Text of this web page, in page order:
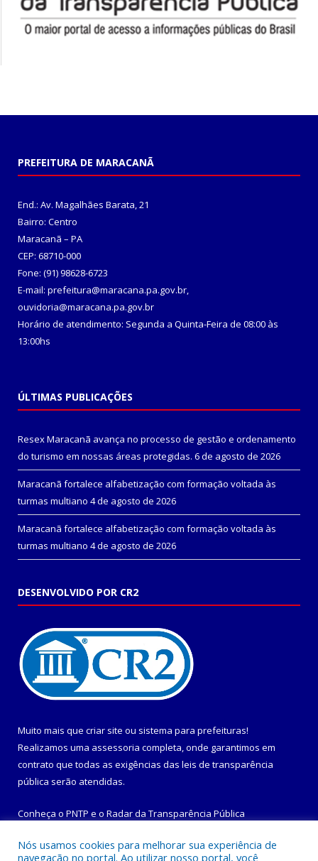
PREFEITURA DE MARACANÃ
End.: Av. Magalhães Barata, 21
Bairro: Centro
Maracanã – PA
CEP: 68710-000
Fone: (91) 98628-6723
E-mail: prefeitura@maracana.pa.gov.br,
ouvidoria@maracana.pa.gov.br
Horário de atendimento: Segunda a Quinta-Feira de 08:00 às
13:00hs
ÚLTIMAS PUBLICAÇÕES
Resex Maracanã avança no processo de gestão e ordenamento
do turismo em nossas áreas protegidas. 6 de agosto de 2026
Maracanã fortalece alfabetização com formação voltada às
turmas multiano 4 de agosto de 2026
Maracanã fortalece alfabetização com formação voltada às
turmas multiano 4 de agosto de 2026
DESENVOLVIDO POR CR2
Muito mais que criar site ou sistema para prefeituras!
Realizamos uma assessoria completa, onde garantimos em
contrato que todas as exigências das leis de transparência
pública serão atendidas.
Conheça o PNTP e o Radar da Transparência Pública
Nós usamos cookies para melhorar sua experiência de
navegação no portal. Ao utilizar nosso portal, você